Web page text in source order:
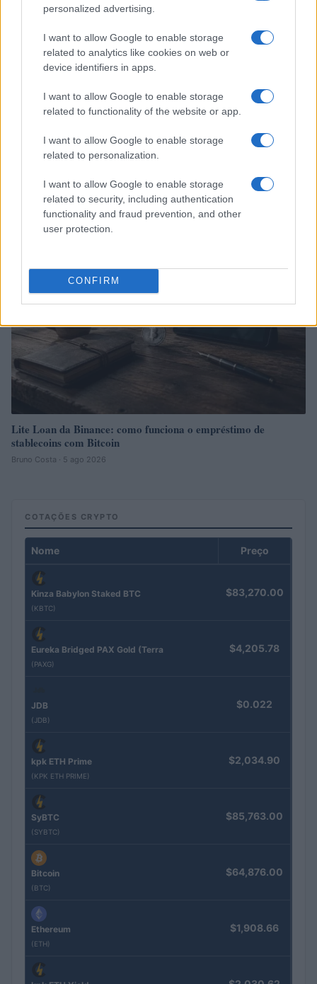
personalized advertising.
I want to allow Google to enable storage
related to analytics like cookies on web or
device identifiers in apps.
I want to allow Google to enable storage
related to functionality of the website or app.
I want to allow Google to enable storage
related to personalization.
I want to allow Google to enable storage
related to security, including authentication
functionality and fraud prevention, and other
user protection.
CONFIRM
proteção de criptomoedas
Beatriz Almeida · 6 ago 2026
CRYPTO
Lite Loan da Binance: como funciona o empréstimo de
stablecoins com Bitcoin
Bruno Costa · 5 ago 2026
COTAÇÕES CRYPTO
Nome Preço
Kinza Babylon Staked BTC
(KBTC)
$83,270.00
Eureka Bridged PAX Gold (Terra
(PAXG)
$4,205.78
JDB
(JDB)
$0.022
kpk ETH Prime
(KPK ETH PRIME)
$2,034.90
SyBTC
(SYBTC)
$85,763.00
Bitcoin
(BTC)
$64,876.00
Ethereum
(ETH)
$1,908.66